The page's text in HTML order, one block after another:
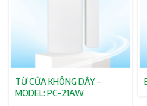
TỪ CỬA KHÔNG DÂY –
MODEL: PC-21AW